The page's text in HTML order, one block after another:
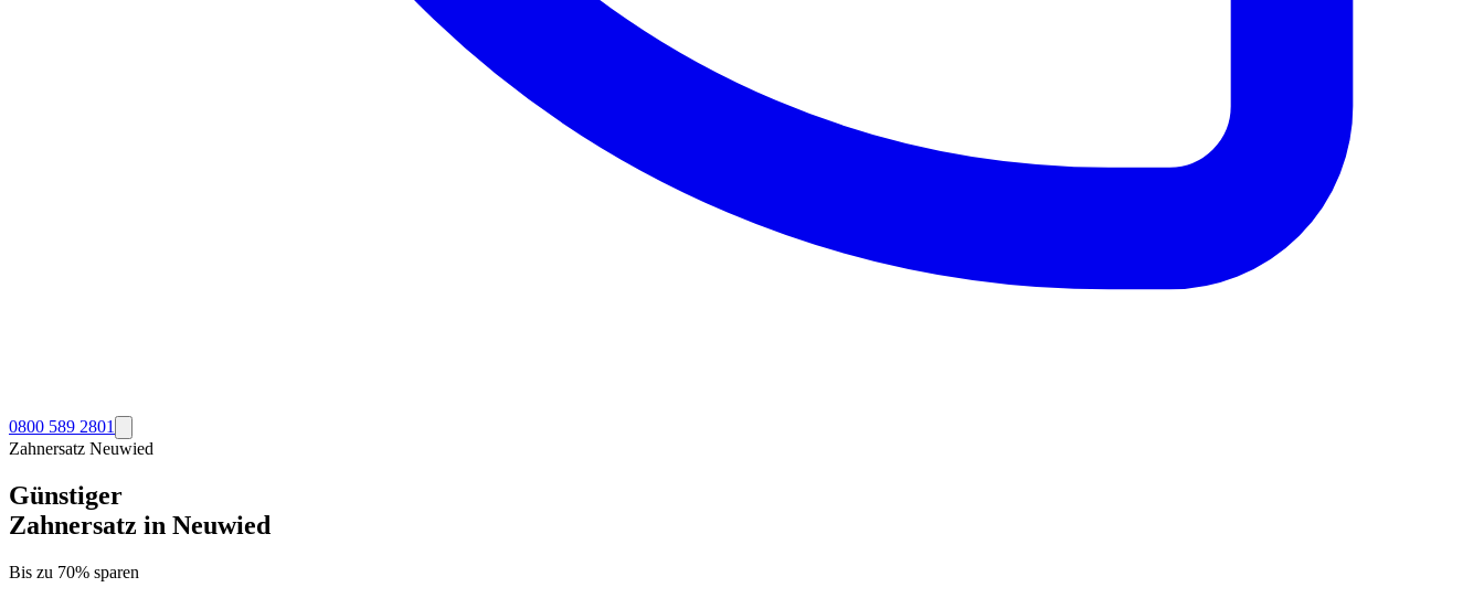
0800 589 2801
Zahnersatz Neuwied
Günstiger
Zahnersatz in Neuwied
Bis zu 70% sparen